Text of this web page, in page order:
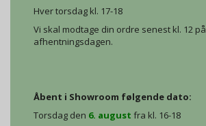
Hver torsdag kl. 17-18
Vi skal modtage din ordre senest kl. 12 på
afhentningsdagen.
Åbent i Showroom følgende dato:
Torsdag den 6. august fra kl. 16-18